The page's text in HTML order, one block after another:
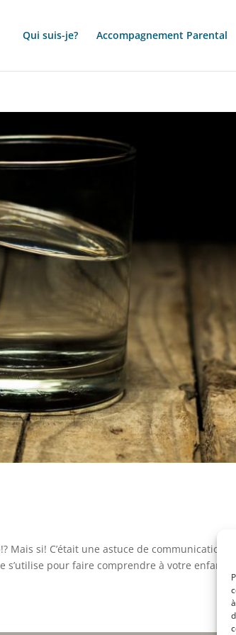
Qui suis-je? Accompagnement Parental
si! C’était une astuce de communication
pour faire comprendre à votre enfant